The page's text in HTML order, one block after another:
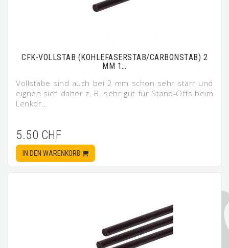
CFK-VOLLSTAB (KOHLEFASERSTAB/CARBONSTAB) 2
MM 1…
Vollstäbe sind auch bei 2 mm schon sehr starr und
eignen sich daher z. B. sehr gut für Stand-Offs beim
Lenkdr…
5.50 CHF
IN DEN WARENKORB